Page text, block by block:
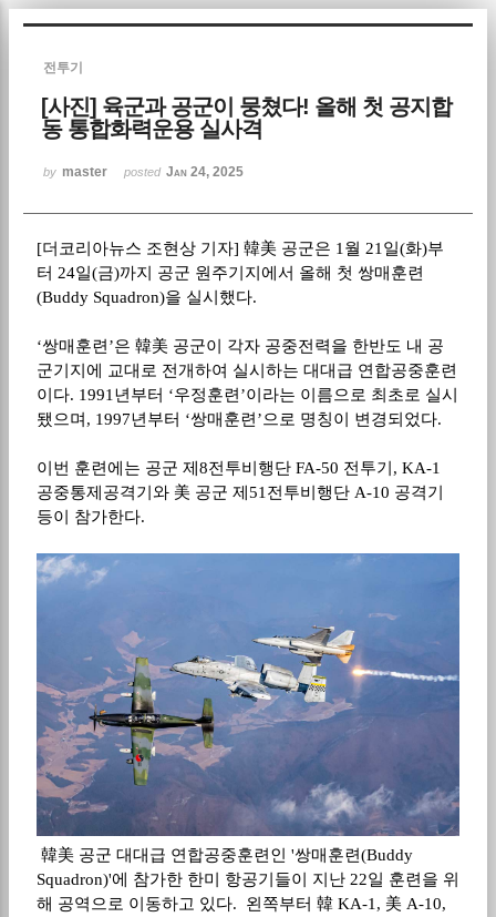
전투기
[사진] 육군과 공군이 뭉쳤다! 올해 첫 공지합
동 통합화력운용 실사격
by master posted Jan 24, 2025
[더코리아뉴스 조현상 기자] 韓美 공군은 1 월 21 일(화)부
터 24일(금)까지 공군 원주기지에서 올해 첫 쌍매훈련
(Buddy Squadron)을 실시했다.
‘쌍매훈련 ’은 韓美 공군이 각자 공중전력을 한반도 내 공
군기지에 교대로 전개하여 실시하는 대대급 연합공중훈련
이다. 1991 년부터 ‘우정훈련 ’이라는 이름으로 최초로 실시
됐으며 , 1997년부터 ‘쌍매훈련 ’으로 명칭이 변경되었다.
이번 훈련에는 공군 제 8전투비행단 FA-50 전투기 , KA-1
공중통제공격기와 美 공군 제 51 전투비행단 A-10 공격기
등이 참가한다.
韓美 공군 대대급 연합공중훈련인 '쌍매훈련(Buddy
Squadron)'에 참가한 한미 항공기들이 지난 22일 훈련을 위
해 공역으로 이동하고 있다. 왼쪽부터 韓 KA-1, 美 A-10,
Sketchbook5, 스케치북5
Sketchbook5, 스케치북5